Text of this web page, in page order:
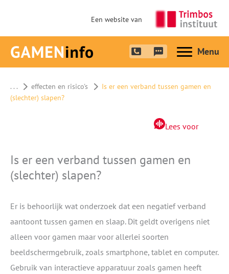
Een website van
. . . effecten en risico's
Is er een verband tussen gamen en
(slechter) slapen?
Lees voor
Is er een verband tussen gamen en
(slechter) slapen?
Er is behoorlijk wat onderzoek dat een negatief verband
aantoont tussen gamen en slaap. Dit geldt overigens niet
alleen voor gamen maar voor allerlei soorten
beeldschermgebruik, zoals smartphone, tablet en computer.
Gebruik van interactieve apparatuur zoals gamen heeft